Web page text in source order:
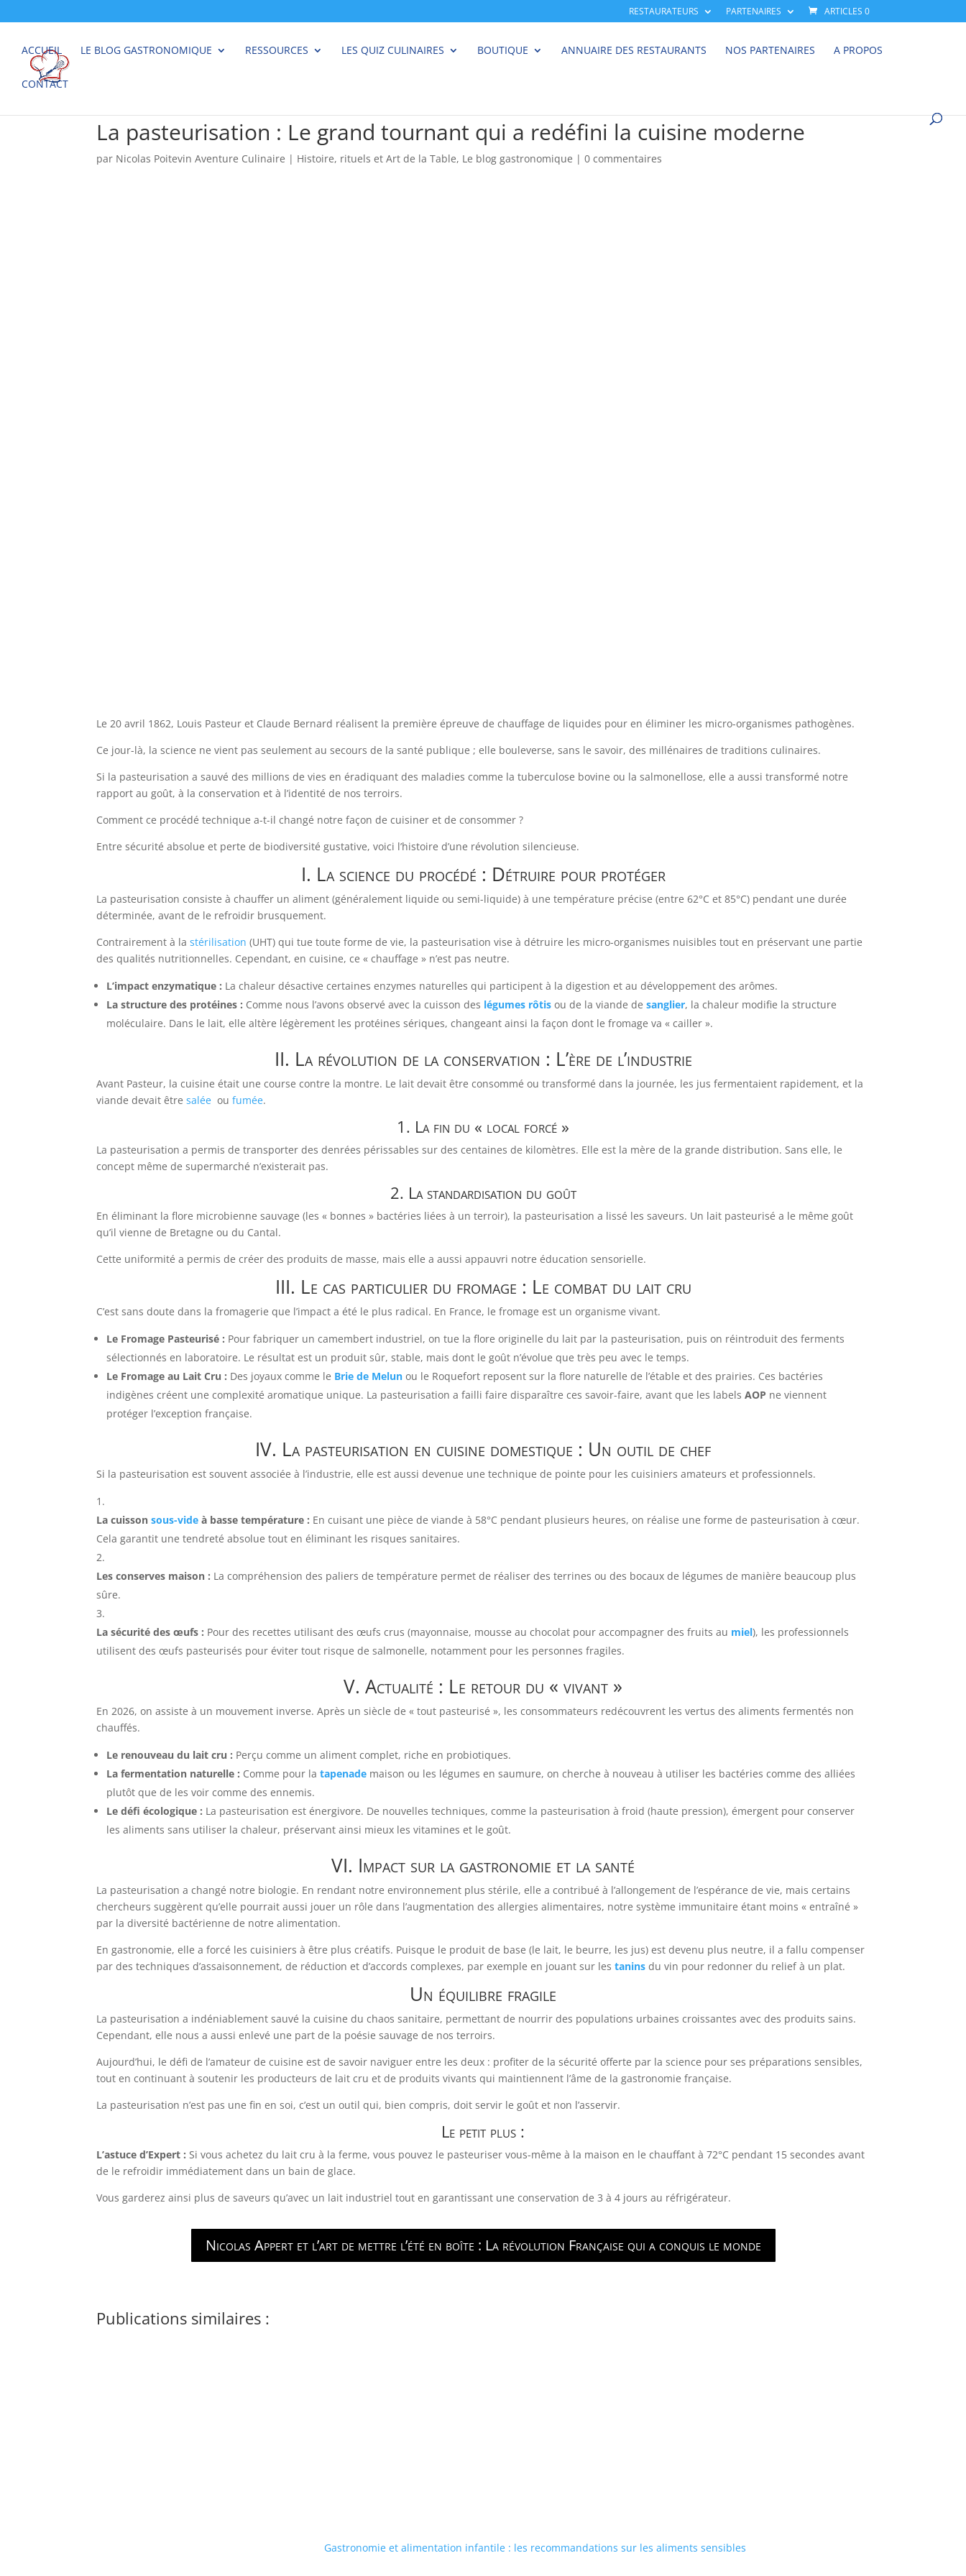
RESTAURATEURS PARTENAIRES ARTICLES 0
ACCUEIL LE BLOG GASTRONOMIQUE RESSOURCES LES QUIZ CULINAIRES BOUTIQUE ANNUAIRE DES RESTAURANTS NOS PARTENAIRES A PROPOS
CONTACT
La pasteurisation : Le grand tournant qui a redéfini la cuisine moderne
par Nicolas Poitevin Aventure Culinaire | Histoire, rituels et Art de la Table, Le blog gastronomique |0 commentaires
Le 20 avril 1862, Louis Pasteur et Claude Bernard réalisent la première épreuve de chauffage de liquides pour en éliminer les micro-organismes pathogènes.
Ce jour-là, la science ne vient pas seulement au secours de la santé publique ; elle bouleverse, sans le savoir, des millénaires de traditions culinaires.
Si la pasteurisation a sauvé des millions de vies en éradiquant des maladies comme la tuberculose bovine ou la salmonellose, elle a aussi transformé notre
rapport au goût, à la conservation et à l’identité de nos terroirs.
Comment ce procédé technique a-t-il changé notre façon de cuisiner et de consommer ?
Entre sécurité absolue et perte de biodiversité gustative, voici l’histoire d’une révolution silencieuse.
I. La science du procédé : Détruire pour protéger
La pasteurisation consiste à chauffer un aliment (généralement liquide ou semi-liquide) à une température précise (entre 62°C et 85°C) pendant une durée
déterminée, avant de le refroidir brusquement.
Contrairement à lastérilisation (UHT) qui tue toute forme de vie, la pasteurisation vise à détruire les micro-organismes nuisibles tout en préservant une partie
des qualités nutritionnelles. Cependant, en cuisine, ce « chauffage » n’est pas neutre.
L’impact enzymatique : La chaleur désactive certaines enzymes naturelles qui participent à la digestion et au développement des arômes.
La structure des protéines : Comme nous l’avons observé avec la cuisson des légumes rôtis ou de la viande desanglier, la chaleur modifie la structure
moléculaire. Dans le lait, elle altère légèrement les protéines sériques, changeant ainsi la façon dont le fromage va « cailler ».
II. La révolution de la conservation : L’ère de l’industrie
Avant Pasteur, la cuisine était une course contre la montre. Le lait devait être consommé ou transformé dans la journée, les jus fermentaient rapidement, et la
viande devait êtresalée oufumée.
1. La fin du « local forcé »
La pasteurisation a permis de transporter des denrées périssables sur des centaines de kilomètres. Elle est la mère de la grande distribution. Sans elle, le
concept même de supermarché n’existerait pas.
2. La standardisation du goût
En éliminant la flore microbienne sauvage (les « bonnes » bactéries liées à un terroir), la pasteurisation a lissé les saveurs. Un lait pasteurisé a le même goût
qu’il vienne de Bretagne ou du Cantal.
Cette uniformité a permis de créer des produits de masse, mais elle a aussi appauvri notre éducation sensorielle.
III. Le cas particulier du fromage : Le combat du lait cru
C’est sans doute dans la fromagerie que l’impact a été le plus radical. En France, le fromage est un organisme vivant.
Le Fromage Pasteurisé : Pour fabriquer un camembert industriel, on tue la flore originelle du lait par la pasteurisation, puis on réintroduit des ferments
sélectionnés en laboratoire. Le résultat est un produit sûr, stable, mais dont le goût n’évolue que très peu avec le temps.
Le Fromage au Lait Cru : Des joyaux comme le Brie de Melun ou le Roquefort reposent sur la flore naturelle de l’étable et des prairies. Ces bactéries
indigènes créent une complexité aromatique unique. La pasteurisation a failli faire disparaître ces savoir-faire, avant que les labelsAOP ne viennent
protéger l’exception française.
IV. La pasteurisation en cuisine domestique : Un outil de chef
Si la pasteurisation est souvent associée à l’industrie, elle est aussi devenue une technique de pointe pour les cuisiniers amateurs et professionnels.
La cuissonsous-vide à basse température : En cuisant une pièce de viande à 58°C pendant plusieurs heures, on réalise une forme de pasteurisation à cœur.
Cela garantit une tendreté absolue tout en éliminant les risques sanitaires.
Les conserves maison : La compréhension des paliers de température permet de réaliser des terrines ou des bocaux de légumes de manière beaucoup plus
sûre.
La sécurité des œufs : Pour des recettes utilisant des œufs crus (mayonnaise, mousse au chocolat pour accompagner des fruits au miel), les professionnels
utilisent des œufs pasteurisés pour éviter tout risque de salmonelle, notamment pour les personnes fragiles.
V. Actualité : Le retour du « vivant »
En 2026, on assiste à un mouvement inverse. Après un siècle de « tout pasteurisé », les consommateurs redécouvrent les vertus des aliments fermentés non
chauffés.
Le renouveau du lait cru : Perçu comme un aliment complet, riche en probiotiques.
La fermentation naturelle : Comme pour latapenade maison ou les légumes en saumure, on cherche à nouveau à utiliser les bactéries comme des alliées
plutôt que de les voir comme des ennemis.
Le défi écologique : La pasteurisation est énergivore. De nouvelles techniques, comme la pasteurisation à froid (haute pression), émergent pour conserver
les aliments sans utiliser la chaleur, préservant ainsi mieux les vitamines et le goût.
VI. Impact sur la gastronomie et la santé
La pasteurisation a changé notre biologie. En rendant notre environnement plus stérile, elle a contribué à l’allongement de l’espérance de vie, mais certains
chercheurs suggèrent qu’elle pourrait aussi jouer un rôle dans l’augmentation des allergies alimentaires, notre système immunitaire étant moins « entraîné »
par la diversité bactérienne de notre alimentation.
En gastronomie, elle a forcé les cuisiniers à être plus créatifs. Puisque le produit de base (le lait, le beurre, les jus) est devenu plus neutre, il a fallu compenser
par des techniques d’assaisonnement, de réduction et d’accords complexes, par exemple en jouant sur lestanins du vin pour redonner du relief à un plat.
Un équilibre fragile
La pasteurisation a indéniablement sauvé la cuisine du chaos sanitaire, permettant de nourrir des populations urbaines croissantes avec des produits sains.
Cependant, elle nous a aussi enlevé une part de la poésie sauvage de nos terroirs.
Aujourd’hui, le défi de l’amateur de cuisine est de savoir naviguer entre les deux : profiter de la sécurité offerte par la science pour ses préparations sensibles,
tout en continuant à soutenir les producteurs de lait cru et de produits vivants qui maintiennent l’âme de la gastronomie française.
La pasteurisation n’est pas une fin en soi, c’est un outil qui, bien compris, doit servir le goût et non l’asservir.
Le petit plus :
L’astuce d’Expert : Si vous achetez du lait cru à la ferme, vous pouvez le pasteuriser vous-même à la maison en le chauffant à 72°C pendant 15 secondes avant
de le refroidir immédiatement dans un bain de glace.
Vous garderez ainsi plus de saveurs qu’avec un lait industriel tout en garantissant une conservation de 3 à 4 jours au réfrigérateur.
Nicolas Appert et l’art de mettre l’été en boîte : La révolution Française qui a conquis le monde
Publications similaires :
Gastronomie et alimentation infantile : les recommandations sur les aliments sensibles